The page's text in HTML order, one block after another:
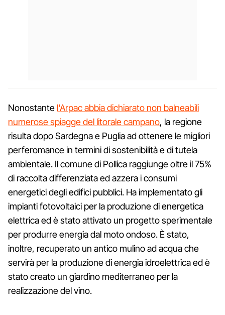
Nonostante l'Arpac abbia dichiarato non balneabili
numerose spiagge del litorale campano, la regione
risulta dopo Sardegna e Puglia ad ottenere le migliori
perferomance in termini di sostenibilità e di tutela
ambientale. Il comune di Pollica raggiunge oltre il 75%
di raccolta differenziata ed azzera i consumi
energetici degli edifici pubblici. Ha implementato gli
impianti fotovoltaici per la produzione di energetica
elettrica ed è stato attivato un progetto sperimentale
per produrre energia dal moto ondoso. È stato,
inoltre, recuperato un antico mulino ad acqua che
servirà per la produzione di energia idroelettrica ed è
stato creato un giardino mediterraneo per la
realizzazione del vino.